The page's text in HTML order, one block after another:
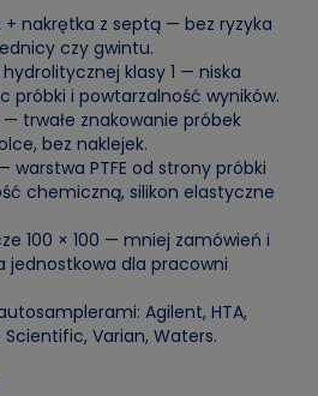
nakrętka z septą — bez ryzyka
czy gwintu.
klasy 1 — niska
próbki i powtarzalność wyników.
— trwałe znakowanie próbek
bez naklejek.
warstwa PTFE od strony próbki
chemiczną, silikon elastyczne
100 × 100 — mniej zamówień i
jednostkowa dla pracowni
Agilent, HTA,
Varian, Waters.